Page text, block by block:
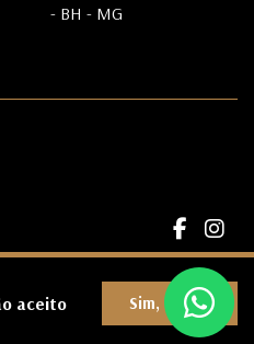
- BH - MG
aceito Sim, aceito